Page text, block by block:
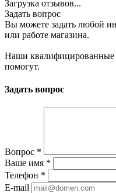
Загрузка отзывов...
Задать вопрос
Вы можете задать любой
или работе магазина.
Наши квалифицированные
помогут.
Задать вопрос
Вопрос *
Ваше имя *
Телефон *
E-mail